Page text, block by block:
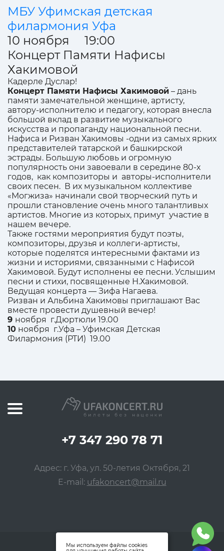
МБУ Уфимская детская
филармония Уфа
10 ноября 19:00
Концерт Памяти Нафисы
Хакимовой
Кадерле Дуслар!
Концерт Памяти Нафисы Хакимовой – дань
памяти замечательной женщине, артисту,
автору-исполнителю и педагогу, которая внесла
большой вклад в развитие музыкального
искусства и пропаганду национальной песни.
Нафиса и Ризван Хакимовы -одни из самых ярких
представителей татарской и башкирской
эстрады. Большую любовь и огромную
популярность они завоевали в середине 80-х
годов, как композиторы и авторы-исполнители
своих песен. В их музыкальном коллективе
«Могжиза» начинали свой творческий путь и
прошли становление очень много талантливых
артистов. Многие из которых, примут участие в
нашем вечере.
Также гостями мероприятия будут поэты,
композиторы, друзья и коллеги-артисты,
которые поделятся интересными фактами из
жизни и историями, связанными с Нафисой
Хакимовой. Будут исполнены ее песни. Услышим
песни и стихи, посвященные Н.Хакимовой.
Ведущая концерта — Зифа Нагаева.
Ризван и Альбина Хакимовы приглашают Вас
вместе провести душевный вечер!
9 ноября г.Дюртюли 19.00
10 ноября г.Уфа – Уфимская Детская
Филармония (РТИ) 19.00
+7 347 290 78 71
Адрес: г. Уфа, ул. 50-летия Октября, 21
E-mail: ufakoncert@mail.ru
Мы используем файлы cookies